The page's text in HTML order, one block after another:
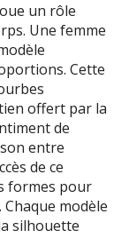
un rôle
Une femme
Cette
offert par la
de
entre
de ce
formes pour
modèle
silhouette